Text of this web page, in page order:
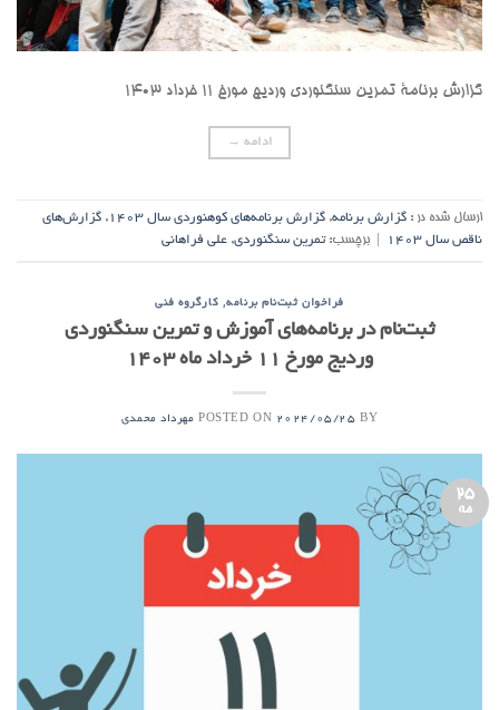
گزارش برنامۀ تمرین سنگنوردی وردیج مورخ ۱۱ خرداد ۱۴۰۳
ادامه →
ارسال شده در : گزارش برنامه, گزارش برنامه‌های کوهنوردی سال ۱۴۰۳ , گزارش‌های
ناقص سال ۱۴۰۳
برچسب:تمرین سنگنوردی, علی فراهانی
فراخوان ثبت‌نام برنامه, کارگروه فنی
ثبت‌نام در برنامه‌های آموزش و تمرین سنگنوردی
وردیج مورخ ۱۱ خرداد ماه ۱۴۰۳
POSTED ON 2024/05/25 BY مهرداد محمدی
25
مه